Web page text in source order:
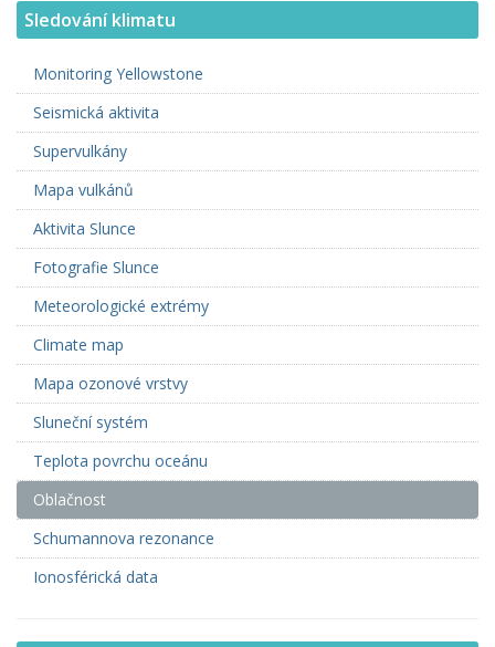
Sledování klimatu
Monitoring Yellowstone
Seismická aktivita
Supervulkány
Mapa vulkánů
Aktivita Slunce
Fotografie Slunce
Meteorologické extrémy
Climate map
Mapa ozonové vrstvy
Sluneční systém
Teplota povrchu oceánu
Oblačnost
Schumannova rezonance
Ionosférická data